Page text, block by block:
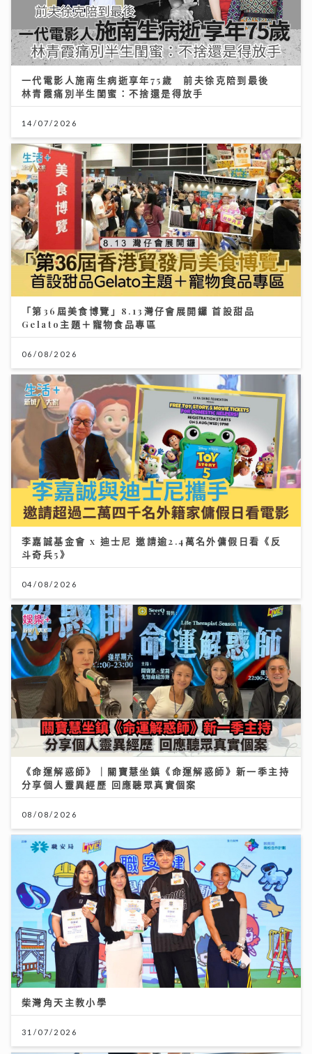
一代電影人施南生病逝享年75歲 前夫徐克陪到最後
林青霞痛別半生閨蜜：不捨還是得放手
14/07/2026
「第36屆美食博覽」8.13灣仔會展開鑼 首設甜品
Gelato主題＋寵物食品專區
06/08/2026
李嘉誠基金會 x 迪士尼 邀請逾2.4萬名外傭假日看《反
斗奇兵5》
04/08/2026
《命運解惑師》｜關寶慧坐鎮《命運解惑師》新一季主持
分享個人靈異經歷 回應聽眾真實個案
08/08/2026
柴灣角天主教小學
31/07/2026